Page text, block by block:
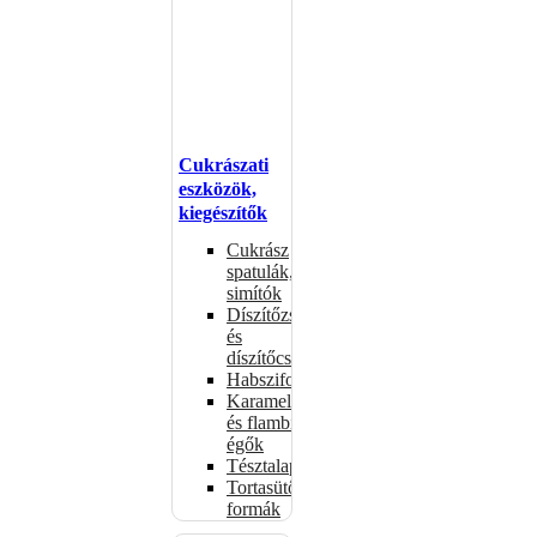
Cukrászati
eszközök,
kiegészítők
Cukrász
spatulák,
simítók
Díszítőzsákok
és
díszítőcsövek
Habszifonok
Karamellizáló
és flambírozó
égők
Tésztalapok
Tortasütő
formák